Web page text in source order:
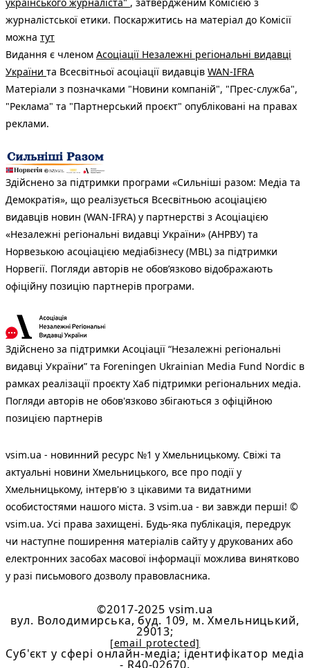
українського журналіста" , затвердженим Комісією з
журналістської етики. Поскаржитись на матеріал до Комісії
можна тут
Видання є членом Асоціації Незалежні регіональні видавці
України та Всесвітньої асоціації видавців WAN-IFRA
Матеріали з позначками "Новини компаній", "Прес-служба",
"Реклама" та "Партнерський проєкт" опубліковані на правах
реклами.
Здійснено за підтримки програми «Сильніші разом: Медіа та
Демократія», що реалізується Всесвітньою асоціацією
видавців новин (WAN-IFRA) у партнерстві з Асоціацією
«Незалежні регіональні видавці України» (АНРВУ) та
Норвезькою асоціацією медіабізнесу (MBL) за підтримки
Норвегії. Погляди авторів не обов’язково відображають
офіційну позицію партнерів програми.
Здійснено за підтримки Асоціації “Незалежні регіональні
видавці України” та Foreningen Ukrainian Media Fund Nordic в
рамках реалізації проєкту Хаб підтримки регіональних медіа.
Погляди авторів не обов'язково збігаються з офіційною
позицією партнерів
vsim.ua - новинний ресурс №1 у Хмельницькому. Свіжі та
актуальні новини Хмельницького, все про події у
Хмельницькому, інтерв'ю з цікавими та видатними
особистостями нашого міста. З vsim.ua - ви завжди перші! ©
vsim.ua. Усі права захищені. Будь-яка публiкацiя, передрук
чи наступне поширення матеріалів сайту у друкованих або
електронних засобах масової інформації можлива винятково
у разі письмового дозволу правовласника.
©2017-2025 vsim.ua
вул. Володимирська, буд. 109, м. Хмельницький,
29013;
[email protected]
Cуб'єкт у сфері онлайн-медіа; ідентифікатор медіа
- R40-02670.